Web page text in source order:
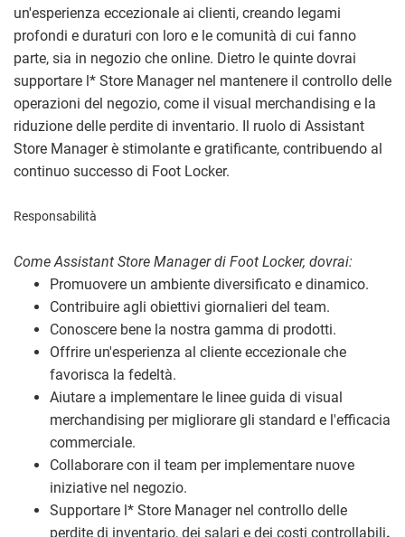
un'esperienza eccezionale ai clienti, creando legami
profondi e duraturi con loro e le comunità di cui fanno
parte, sia in negozio che online. Dietro le quinte dovrai
supportare l* Store Manager nel mantenere il controllo delle
operazioni del negozio, come il visual merchandising e la
riduzione delle perdite di inventario. Il ruolo di Assistant
Store Manager è stimolante e gratificante, contribuendo al
continuo successo di Foot Locker.
Responsabilità
Come Assistant Store Manager di Foot Locker, dovrai:
Promuovere un ambiente diversificato e dinamico.
Contribuire agli obiettivi giornalieri del team.
Conoscere bene la nostra gamma di prodotti.
Offrire un'esperienza al cliente eccezionale che
favorisca la fedeltà.
Aiutare a implementare le linee guida di visual
merchandising per migliorare gli standard e l'efficacia
commerciale.
Collaborare con il team per implementare nuove
iniziative nel negozio.
Supportare l* Store Manager nel controllo delle
perdite di inventario, dei salari e dei costi controllabili.